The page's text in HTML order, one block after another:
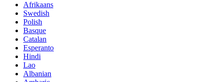
Afrikaans
Swedish
Polish
Basque
Catalan
Esperanto
Hindi
Lao
Albanian